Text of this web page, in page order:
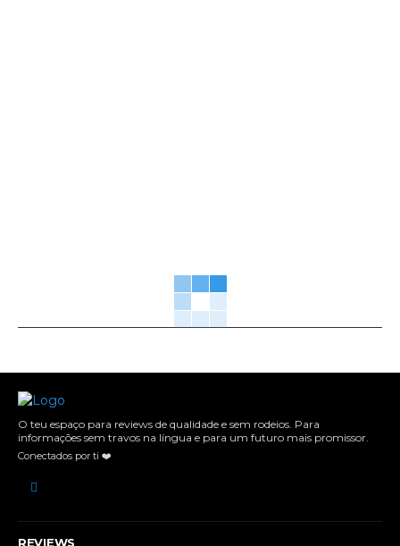
O teu espaço para reviews de qualidade e sem rodeios. Para
informações sem travos na língua e para um futuro mais promissor.
Conectados por ti ❤️
REVIEWS